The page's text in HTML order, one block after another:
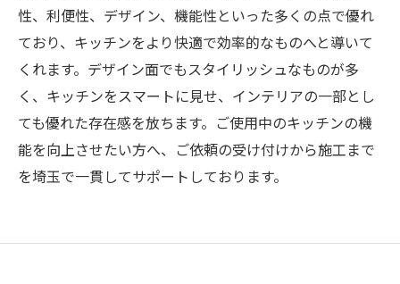
性、利便性、デザイン、機能性といった多くの点で優れ
ており、キッチンをより快適で効率的なものへと導いて
くれます。デザイン面でもスタイリッシュなものが多
く、キッチンをスマートに見せ、インテリアの一部とし
ても優れた存在感を放ちます。ご使用中のキッチンの機
能を向上させたい方へ、ご依頼の受け付けから施工まで
を埼玉で一貫してサポートしております。